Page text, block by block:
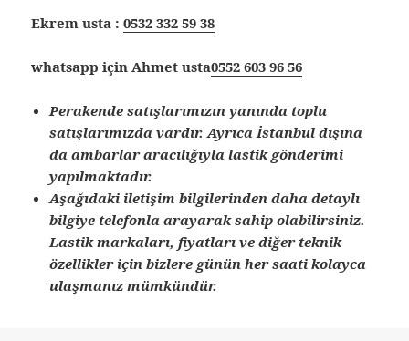
Ekrem usta :0532 332 59 38
whatsapp için Ahmet usta0552 603 96 56
Perakende satışlarımızın yanında toplu
satışlarımızda vardır. Ayrıca İstanbul dışına
da ambarlar aracılığıyla lastik gönderimi
yapılmaktadır.
Aşağıdaki iletişim bilgilerinden daha detaylı
bilgiye telefonla arayarak sahip olabilirsiniz.
Lastik markaları, fiyatları ve diğer teknik
özellikler için bizlere günün her saati kolayca
ulaşmanız mümkündür.